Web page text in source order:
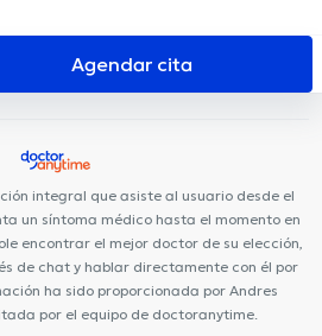
Mentalmed
Clínica Sancho: Citimed
Hospital Metropolitano
Fortune
Av. Amazonas
Hospital de los Valles
Agendar cita
integral que asiste al usuario desde el
un síntoma médico hasta el momento en
encontrar el mejor doctor de su elección,
de chat y hablar directamente con él por
ha sido proporcionada por Andres
por el equipo de doctoranytime.